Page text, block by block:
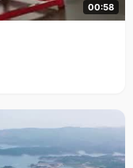
00:58